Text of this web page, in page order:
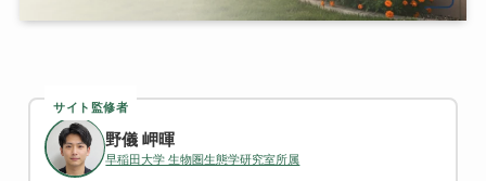
サイト監修者
野儀 岬暉
早稲田大学 生物圏生態学研究室所属